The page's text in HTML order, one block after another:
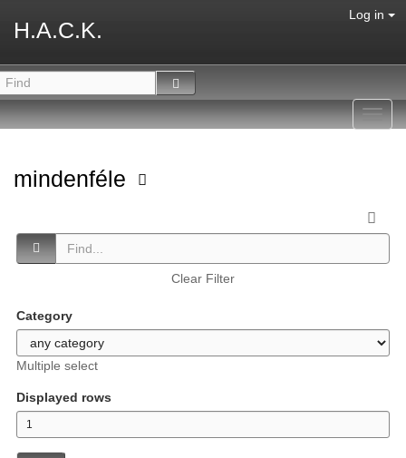
H.A.C.K.
Log in
mindenféle
Clear Filter
Category
Multiple select
Displayed rows